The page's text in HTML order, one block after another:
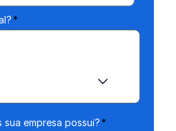
*
empresa possui?*